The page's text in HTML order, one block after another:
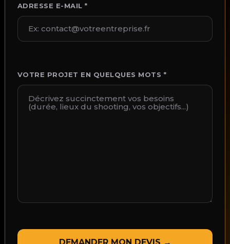
ADRESSE E-MAIL *
VOTRE PROJET EN QUELQUES MOTS *